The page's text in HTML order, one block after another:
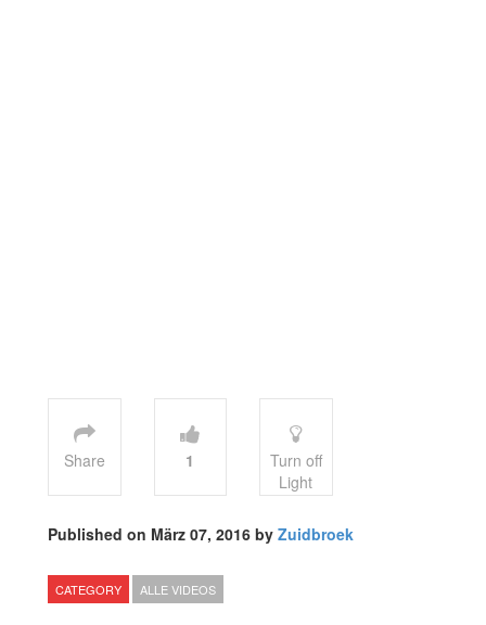
Share 1
Turn off
Light
Published on März 07, 2016 by Zuidbroek
CATEGORY ALLE VIDEOS